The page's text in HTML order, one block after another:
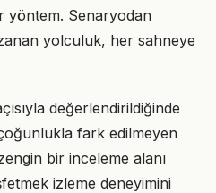
yöntem. Senaryodan
yolculuk, her sahneye
değerlendirildiğinde
fark edilmeyen
bir inceleme alanı
izleme deneyimini